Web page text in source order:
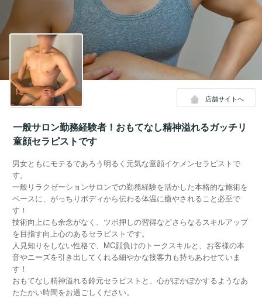
店舗サイトへ
一般サロン勤務経験者！おもてなし精神溢れるガッチリ
童顔セラピストです
男女ともにモテるであろう明るく元気な童顔イケメンセラピストで
す。
一般リラクゼーションサロンでの勤務経験を活かした本格的な施術を
ベースに、がっちりボディから伝わる体温に癒やされること必至で
す！
技術向上にも余念がなく、ツボ押しの習得などさらなるスキルアップ
を目指す向上心のあるセラピストです。
人見知りをしない性格で、MC顔負けのトークスキルと、お客様の本
音やニーズを引き出してくれる細やかな接客力も持ちあわせていま
す！
おもてなし精神溢れる鈴元セラピストと、心がぽかぽかするようなあ
たたかい時間をお過ごしください。